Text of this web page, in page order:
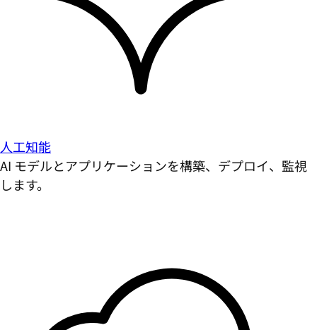
人工知能
AI モデルとアプリケーションを構築、デプロイ、監視
します。